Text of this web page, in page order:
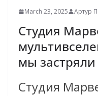
March 23, 2025 Артур П.
Студия
мы застряли
Студия